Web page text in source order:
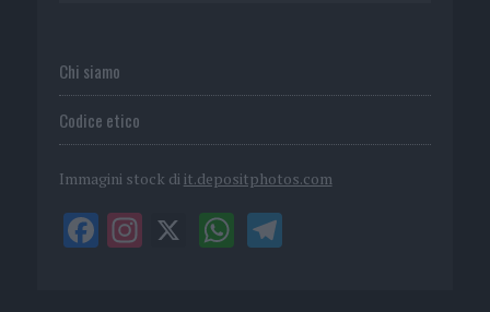
Chi siamo
Codice etico
Immagini stock di it.depositphotos.com